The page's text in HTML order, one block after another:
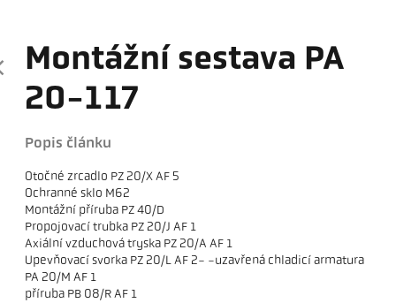
Montážní sestava PA
20-117
Popis článku
Otočné zrcadlo PZ 20/X AF 5
Ochranné sklo M62
Montážní příruba PZ 40/D
Propojovací trubka PZ 20/J AF 1
Axiální vzduchová tryska PZ 20/A AF 1
Upevňovací svorka PZ 20/L AF 2- -uzavřená chladicí armatura
PA 20/M AF 1
příruba PB 08/R AF 1